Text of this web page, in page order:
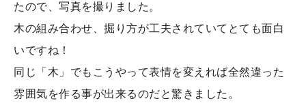
たので、写真を撮りました。
木の組み合わせ、掘り方が工夫されていてとても面白
いですね！
同じ「木」でもこうやって表情を変えれば全然違った
雰囲気を作る事が出来るのだと驚きました。